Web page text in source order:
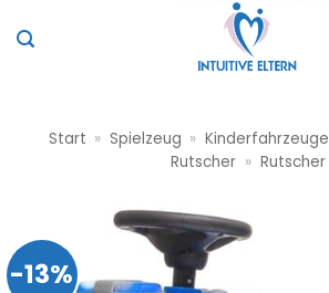
Inhalt
Start » Spielzeug » Kinderfahrzeuge
Rutscher » Rutscher
-13%